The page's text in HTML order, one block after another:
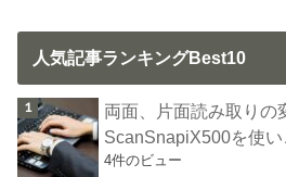
人気記事ランキングBest10
両面、片面読み取り
ScanSnapiX500を使い
4件のビュー